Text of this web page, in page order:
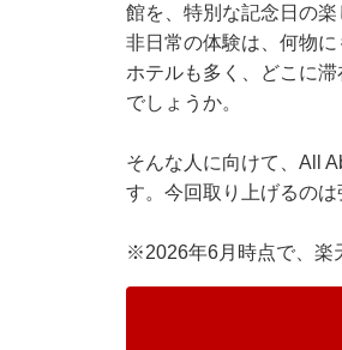
館を、特別な記念日の
非日常の体験は、何物
ホテルも多く、どこに
でしょうか。
そんな人に向けて、All
す。今回取り上げるの
※2026年6月時点で、楽